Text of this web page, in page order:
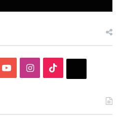
YouTubeInstagram